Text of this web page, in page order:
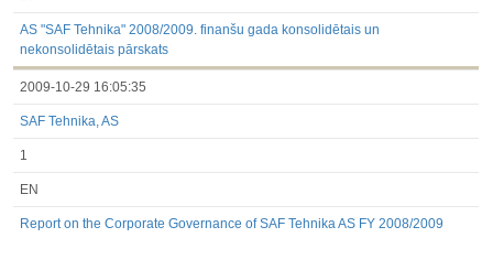
AS "SAF Tehnika" 2008/2009. finanšu gada konsolidētais un
nekonsolidētais pārskats
2009-10-29 16:05:35
SAF Tehnika, AS
1
EN
Report on the Corporate Governance of SAF Tehnika AS FY 2008/2009